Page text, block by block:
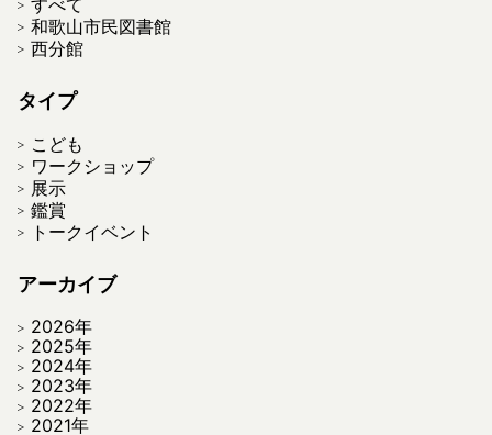
すべて
和歌山市民図書館
西分館
タイプ
こども
ワークショップ
展示
鑑賞
トークイベント
アーカイブ
2026年
2025年
2024年
2023年
2022年
2021年